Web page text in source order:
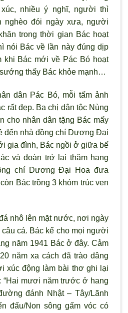
xúc, nhiềuý nghĩ, người thì
nghèo đói ngày xưa, người
trong thời gian Bác hoạt
ì nói Bác về lần này đúng dịp
khi Bác mới về Pác Bó hoạt
ướng thấy Bác khỏe mạnh…
dân Pác Bó, mỗi tấm ảnh
rất đẹp. Ba chị dân tộc Nùng
cho nhân dân tặng Bác mấy
đến nhà đồng chí Dương Đại
gia đình, Bác ngồi ở giữa bế
và đoàn trở lại thăm hang
chí Dương Đại Hoa đưa
Bác trồng 3 khóm trúc ven
nhô lên mặt nước, nơi ngày
cá. Bác kể cho mọi người
năm 1941 Bác ở đây. Cảm
năm xa cách đã trào dâng
xúc động làm bài thơ ghi lại
mươi năm trước ở hang
đánh Nhật – Tây/Lãnh
đấu/Non sông gấm vóc có